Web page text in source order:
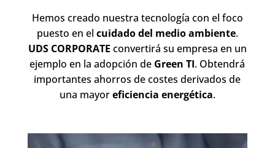
Hemos creado nuestra tecnología con el foco
puesto en el cuidado del medio ambiente.
UDS CORPORATE convertirá su empresa en un
ejemplo en la adopción de Green TI. Obtendrá
importantes ahorros de costes derivados de
una mayoreficiencia energética.